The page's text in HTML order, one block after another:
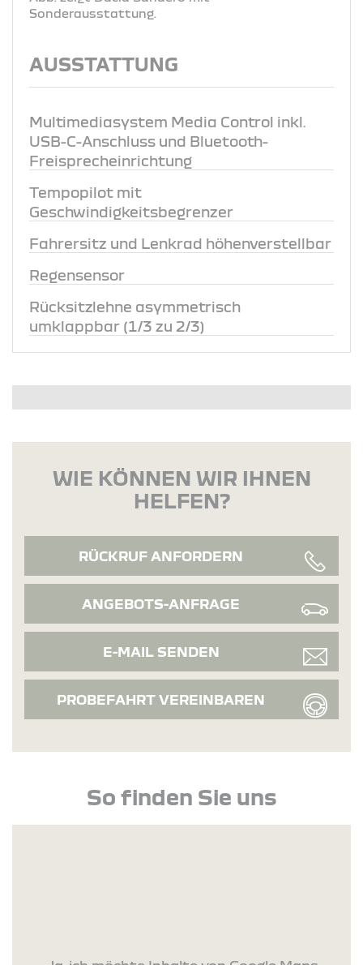
Sonderausstattung.
AUSSTATTUNG
Multimediasystem Media Control inkl.
USB-C-Anschluss und Bluetooth-
Freisprecheinrichtung
Tempopilot mit
Geschwindigkeitsbegrenzer
Fahrersitz und Lenkrad höhenverstellbar
Regensensor
Rücksitzlehne asymmetrisch
umklappbar (1/3 zu 2/3)
WIE KÖNNEN WIR IHNEN
HELFEN?
RÜCKRUF ANFORDERN
ANGEBOTS-ANFRAGE
E-MAIL SENDEN
PROBEFAHRT VEREINBAREN
So finden Sie uns